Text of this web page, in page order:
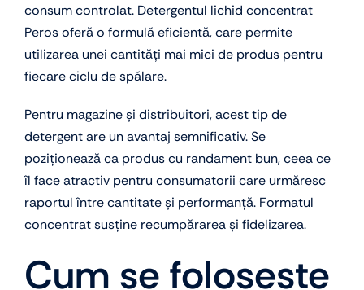
consum controlat. Detergentul lichid concentrat
Peros oferă o formulă eficientă, care permite
utilizarea unei cantități mai mici de produs pentru
fiecare ciclu de spălare.
Pentru magazine și distribuitori, acest tip de
detergent are un avantaj semnificativ. Se
poziționează ca produs cu randament bun, ceea ce
îl face atractiv pentru consumatorii care urmăresc
raportul între cantitate și performanță. Formatul
concentrat susține recumpărarea și fidelizarea.
Cum se folosește